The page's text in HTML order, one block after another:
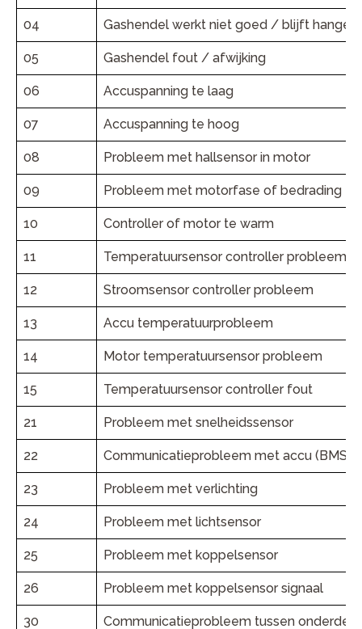
04 Gashendel werkt niet goed / blijft hangen
05 Gashendel fout / afwijking
06 Accuspanning te laag
07 Accuspanning te hoog
08 Probleem met hallsensor in motor
09 Probleem met motorfase of bedrading
10 Controller of motor te warm
11 Temperatuursensor controller probleem
12 Stroomsensor controller probleem
13 Accu temperatuurprobleem
14 Motor temperatuursensor probleem
15 Temperatuursensor controller fout
21 Probleem met snelheidssensor
22 Communicatieprobleem met accu (BMS)
23 Probleem met verlichting
24 Probleem met lichtsensor
25 Probleem met koppelsensor
26 Probleem met koppelsensor signaal
30 Communicatieprobleem tussen